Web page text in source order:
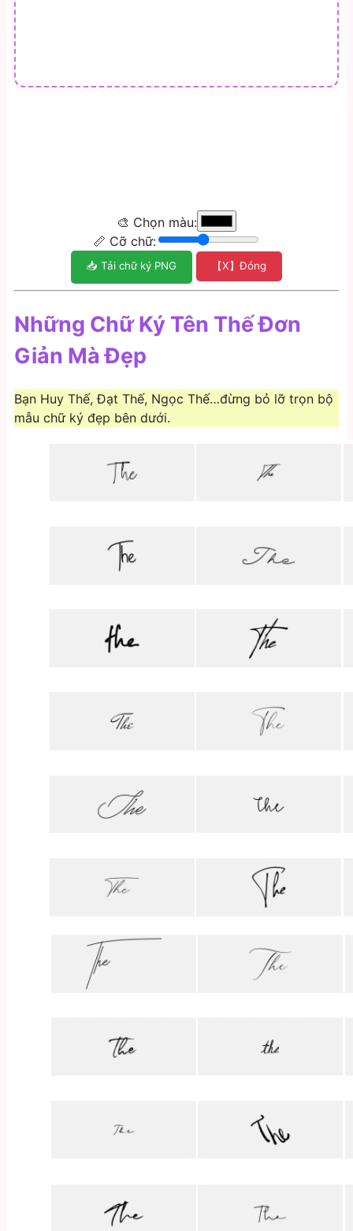
🎨 Chọn màu:
📏 Cỡ chữ:
📥 Tải chữ ký PNG 【X】Đóng
Những Chữ Ký Tên Thế Đơn
Giản Mà Đẹp
Bạn Huy Thế, Đạt Thế, Ngọc Thế…đừng bỏ lỡ trọn bộ
mẫu chữ ký đẹp bên dưới.